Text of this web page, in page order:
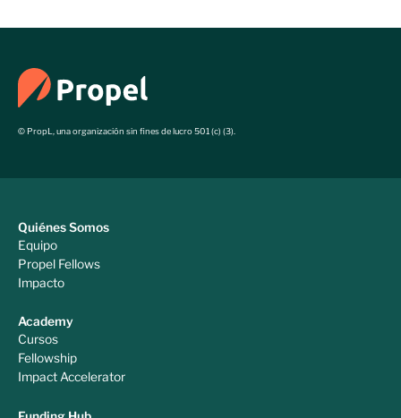
© PropL, una organización sin fines de lucro 501 (c) (3).
Quiénes Somos
Equipo
Propel Fellows
Impacto
Academy
Cursos
Fellowship
Impact Accelerator